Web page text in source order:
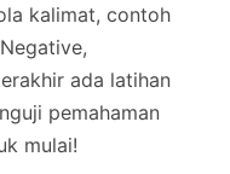
kalimat, contoh
ada latihan
pemahaman
mulai!